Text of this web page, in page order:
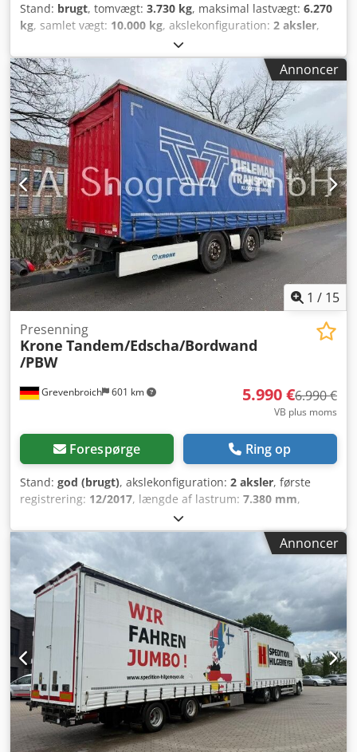
Stand: brugt, tomvægt: 3.730 kg, maksimal lastvægt: 6.270
kg, samlet vægt: 10.000 kg, akslekonfiguration: 2 aksler,
, længde af lastrum:
læsningsbredde:2.480 mm, lastepladshøjde:2.770 mm,
lastepladsvolumen:
, affjedring:luft
, dækstørrelse:
235 / 75 R 17,5, farve:anden , geartype:anden,
forhjulsdækstørrelse:235 / 75 R 17,5,
bagdækseldimension:
235 / 75 R 17,5, førerhus:anden,
emissionsklasse:
ingen , Udstyr:ABS, trykluftbremse,
Foran med gennemlæsning og kort overgangsklap til lift, 4
rækker alu-lister, 7 par surringsringe på ladet, hver til 2,5
t, 30 mm filmpladebund, Køretøjet sælges som
kommissionssalg, Ret til trykfejl, fejl og ændringer
forbeholdes, Eksempelbilleder, Flere oplysninger under: !,
More Details: ! Dcodpjzqtyijfx Aggjk
Annoncer
1 / 15
Grevenbroich 601 km
Presenning
Krone Tandem/Edscha/Bordwand
/PBW
5.990 €6.990 €
VB plus moms
Forespørge Ring op
Stand: god (brugt), akslekonfiguration: 2 aksler, første
registrering: 12/2017, længde af lastrum: 7.380 mm,
, lastepladshøjde:
affjedring:luft, Produktionsår:2017, Affjedring:
Luftaffjedring Egenvægt: 4.920 kg Lasteevne: 13.080 kg
Totalvægt: 18.000 kg Teknisk stand: God Optisk stand: God
Garanti: Ingen ansvar for tryk- og stavefejl, ændringer,
mellemsalg og forbehold for fejl! Kontakt venligst Emad Al
Shogran for yderligere information. Køretøjsnummer:
Trailer: 17 Krone / Tandem / Edscha / Sidevæg / PBW
Dcjdpfx Agsx I Ixqsgjk .: WKEZZ00000789527 Sidevæg
Edscha PBW Egenvægt: 4920 Totalvægt: 18000 Indvendige
mål (trailer): Længde: 7,38 m Bredde: 2,48 m Højde: 2,79 m
= Firmaoplysninger = Ingen ansvar for tryk- og stavefejl,
ændringer, mellemsalg og forbehold for fejl! Al Shogran
GmbH An der Glashütte 15 41516 Grevenbroich Tlf.: Mobil:
Annoncer